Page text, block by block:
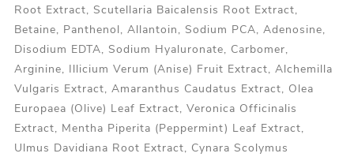
Root Extract, Scutellaria Baicalensis Root Extract,
Betaine, Panthenol, Allantoin, Sodium PCA, Adenosine,
Disodium EDTA, Sodium Hyaluronate, Carbomer,
Arginine, Illicium Verum (Anise) Fruit Extract, Alchemilla
Vulgaris Extract, Amaranthus Caudatus Extract, Olea
Europaea (Olive) Leaf Extract, Veronica Officinalis
Extract, Mentha Piperita (Peppermint) Leaf Extract,
Ulmus Davidiana Root Extract, Cynara Scolymus